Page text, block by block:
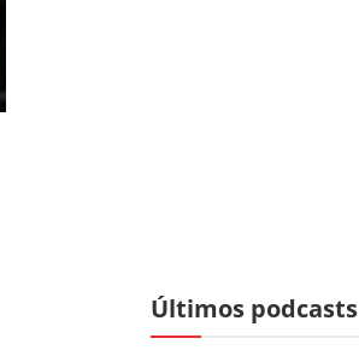
Últimos podcasts